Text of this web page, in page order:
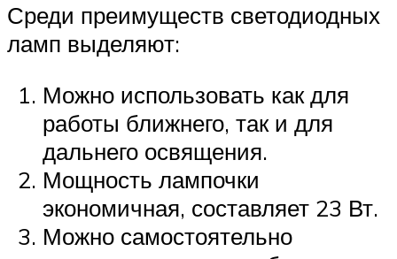
Среди преимуществ светодиодных
ламп выделяют:
Можно использовать как для
работы ближнего, так и для
дальнего освящения.
Мощность лампочки
экономичная, составляет 23 Вт.
Можно самостоятельно